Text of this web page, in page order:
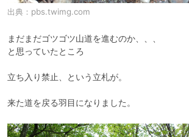
出典： pbs.twimg.com
まだまだゴツゴツ山道を進むのか、、、
と思っていたところ
立ち入り禁止、という立札が。
来た道を戻る羽目になりました。